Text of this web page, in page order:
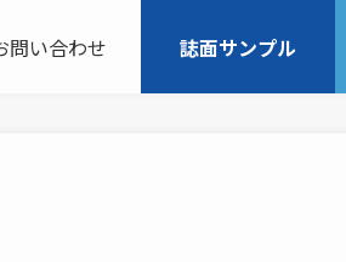
問い合わせ 誌面サンプル